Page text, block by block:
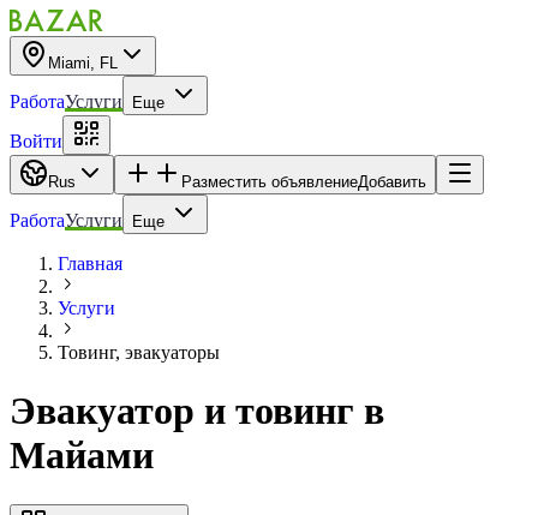
Miami, FL
РаботаУслуги Еще
Войти
Rus Разместить объявлениеДобавить
РаботаУслуги Еще
Главная
Услуги
Товинг, эвакуаторы
Эвакуатор и товинг в
Майами